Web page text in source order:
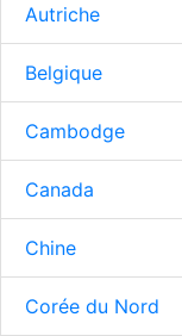
Autriche
Belgique
Cambodge
Canada
Chine
Corée du Nord